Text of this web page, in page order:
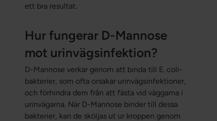
ett bra resultat.
Hur fungerar D-Mannose
mot urinvägsinfektion?
D-Mannose verkar genom att binda till E. coli-
bakterier, som ofta orsakar urinvägsinfektioner,
och förhindra dem från att fästa vid väggarna i
urinvägarna. När D-Mannose binder till dessa
bakterier, kan de sköljas ut ur kroppen genom